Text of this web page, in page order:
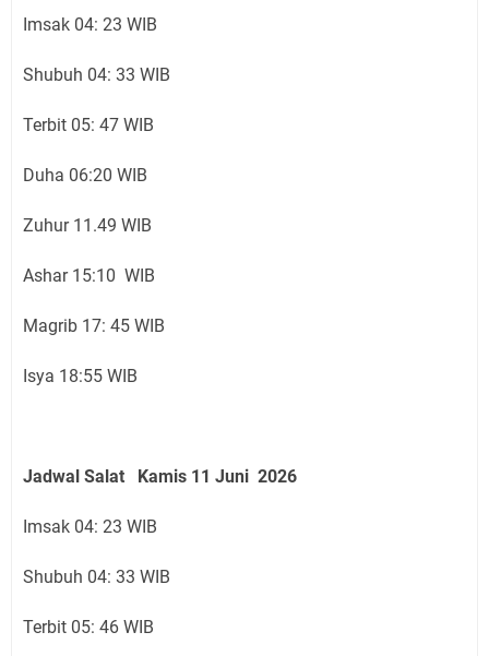
Imsak 04: 23 WIB
Shubuh 04: 33 WIB
Terbit 05: 47 WIB
Duha 06:20 WIB
Zuhur 11.49 WIB
Ashar 15:10 WIB
Magrib 17: 45 WIB
Isya 18:55 WIB
Jadwal Salat Kamis 11 Juni 2026
Imsak 04: 23 WIB
Shubuh 04: 33 WIB
Terbit 05: 46 WIB